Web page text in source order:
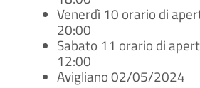
Venerdì 10 orario di
20:00
Sabato 11 orario di
12:00
Avigliano 02/05/2024